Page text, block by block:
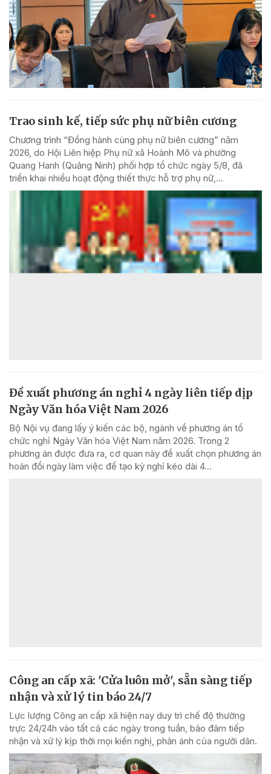
Trao sinh kế, tiếp sức phụ nữ biên cương
Chương trình “Đồng hành cùng phụ nữ biên cương” năm
2026, do Hội Liên hiệp Phụ nữ xã Hoành Mô và phường
Quang Hanh (Quảng Ninh) phối hợp tổ chức ngày 5/8, đã
triển khai nhiều hoạt động thiết thực hỗ trợ phụ nữ,...
Đề xuất phương án nghỉ 4 ngày liên tiếp dịp
Ngày Văn hóa Việt Nam 2026
Bộ Nội vụ đang lấy ý kiến các bộ, ngành về phương án tổ
chức nghỉ Ngày Văn hóa Việt Nam năm 2026. Trong 2
phương án được đưa ra, cơ quan này đề xuất chọn phương án
hoán đổi ngày làm việc để tạo kỳ nghỉ kéo dài 4...
Công an cấp xã: 'Cửa luôn mở', sẵn sàng tiếp
nhận và xử lý tin báo 24/7
Lực lượng Công an cấp xã hiện nay duy trì chế độ thường
trực 24/24h vào tất cả các ngày trong tuần, bảo đảm tiếp
nhận và xử lý kịp thời mọi kiến nghị, phản ánh của người dân.